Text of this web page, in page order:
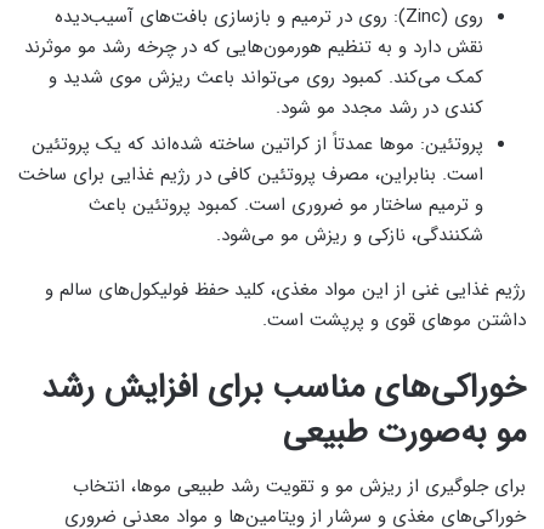
روی (Zinc): روی در ترمیم و بازسازی بافت‌های آسیب‌دیده
نقش دارد و به تنظیم هورمون‌هایی که در چرخه رشد مو موثرند
کمک می‌کند. کمبود روی می‌تواند باعث ریزش موی شدید و
کندی در رشد مجدد مو شود.
پروتئین: موها عمدتاً از کراتین ساخته شده‌اند که یک پروتئین
است. بنابراین، مصرف پروتئین کافی در رژیم غذایی برای ساخت
و ترمیم ساختار مو ضروری است. کمبود پروتئین باعث
شکنندگی، نازکی و ریزش مو می‌شود.
رژیم غذایی غنی از این مواد مغذی، کلید حفظ فولیکول‌های سالم و
داشتن موهای قوی و پرپشت است.
خوراکی‌های مناسب برای افزایش رشد
مو به‌صورت طبیعی
برای جلوگیری از ریزش مو و تقویت رشد طبیعی موها، انتخاب
خوراکی‌های مغذی و سرشار از ویتامین‌ها و مواد معدنی ضروری